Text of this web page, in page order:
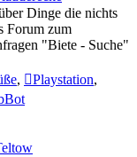
Dinge die nichts
Forum zum
"Biete - Suche"
, Playstation,